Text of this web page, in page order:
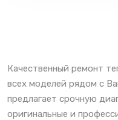
Качественный ремонт
всех моделей рядом с
предлагает срочную
оригинальные и